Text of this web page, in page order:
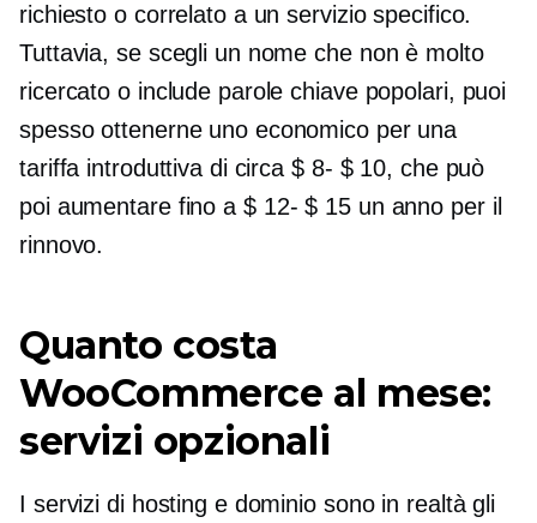
richiesto o correlato a un servizio specifico.
Tuttavia, se scegli un nome che non è molto
ricercato o include parole chiave popolari, puoi
spesso ottenerne uno economico per una
tariffa introduttiva di circa $ 8- $ 10, che può
poi aumentare fino a $ 12- $ 15un anno per il
rinnovo.
Quanto costa
WooCommerce al mese:
servizi opzionali
I servizi di hosting e dominio sono in realtà gli